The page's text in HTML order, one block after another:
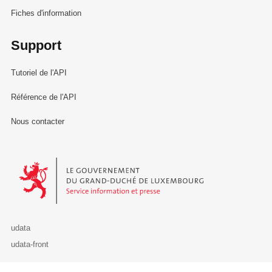
Fiches d'information
Support
Tutoriel de l'API
Référence de l'API
Nous contacter
Le Gouvernement du Grand-Duché de Luxembourg - Service
udata
udata-front